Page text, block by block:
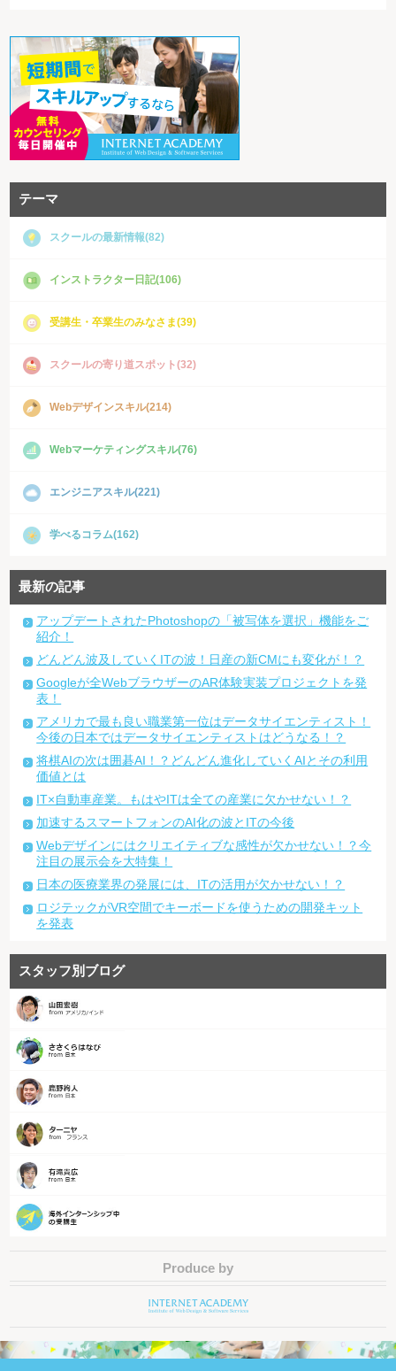
テーマ
スクールの最新情報(82)
インストラクター日記(106)
受講生・卒業生のみなさま(39)
スクールの寄り道スポット(32)
Webデザインスキル(214)
Webマーケティングスキル(76)
エンジニアスキル(221)
学べるコラム(162)
最新の記事
アップデートされたPhotoshopの「被写体を選択」機能をご
紹介！
どんどん波及していくITの波！日産の新CMにも変化が！？
Googleが全WebブラウザーのAR体験実装プロジェクトを発
表！
アメリカで最も良い職業第一位はデータサイエンティスト！
今後の日本ではデータサイエンティストはどうなる！？
将棋AIの次は囲碁AI！？どんどん進化していくAIとその利用
価値とは
IT×自動車産業。もはやITは全ての産業に欠かせない！？
加速するスマートフォンのAI化の波とITの今後
Webデザインにはクリエイティブな感性が欠かせない！？今
注目の展示会を大特集！
日本の医療業界の発展には、ITの活用が欠かせない！？
ロジテックがVR空間でキーボードを使うための開発キット
を発表
スタッフ別ブログ
Produce by